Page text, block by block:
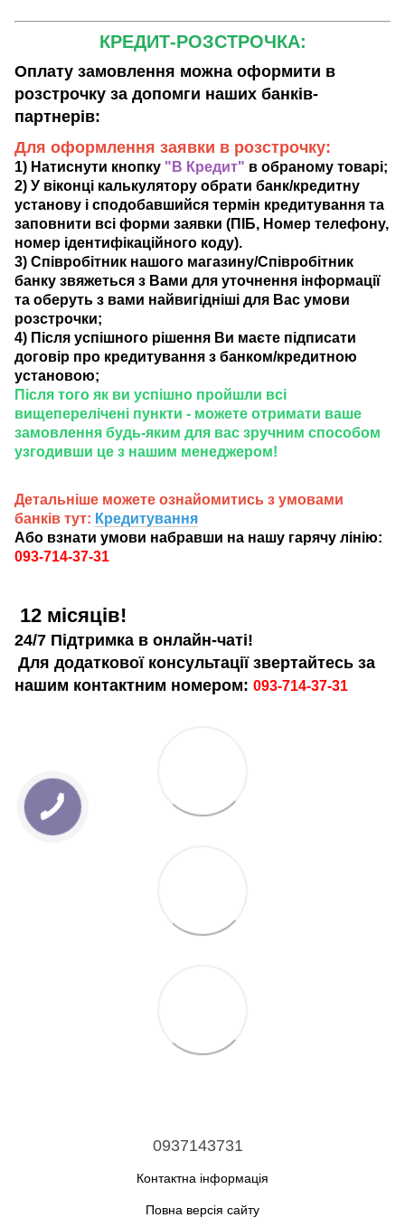
КРЕДИТ-РОЗСТРОЧКА:
Оплату замовлення можна оформити в
розстрочку за допомги наших банків-
партнерів:
Для оформлення заявки в розстрочку:
1) Натиснути кнопку "В Кредит" в обраному товарі;
2) У віконці калькулятору обрати банк/кредитну
установу і сподобавшийся термін кредитування та
заповнити всі форми заявки (ПІБ, Номер телефону,
номер ідентифікаційного коду).
3) Співробітник нашого магазину/Співробітник
банку звяжеться з Вами для уточнення інформації
та оберуть з вами найвигідніші для Вас умови
розстрочки;
4) Після успішного рішення Ви маєте підписати
договір про кредитування з банком/кредитною
установою;
Після того як ви успішно пройшли всі
вищеперелічені пункти - можете отримати ваше
замовлення будь-яким для вас зручним способом
узгодивши це з нашим менеджером!
Детальніше можете ознайомитись з умовами
банків тут: Кредитування
Або взнати умови набравши на нашу гарячу лінію:
093-714-37-31
12 місяців!
24/7 Підтримка в онлайн-чаті!
Для додаткової консультації звертайтесь за
нашим контактним номером: 093-714-37-31
0937143731
Контактна інформація
Повна версія сайту